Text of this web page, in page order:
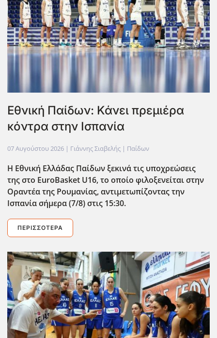
Εθνική Παίδων: Κάνει πρεμιέρα
κόντρα στην Ισπανία
07 Αυγούστου 2026 | Γιάννης Σιαβελής | Παίδων
Η Εθνική Ελλάδας Παίδων ξεκινά τις υποχρεώσεις
της στο EuroBasket U16, το οποίο φιλοξενείται στην
Οραντέα της Ρουμανίας, αντιμετωπίζοντας την
Ισπανία σήμερα (7/8) στις 15:30.
ΠΕΡΙΣΣΌΤΕΡΑ